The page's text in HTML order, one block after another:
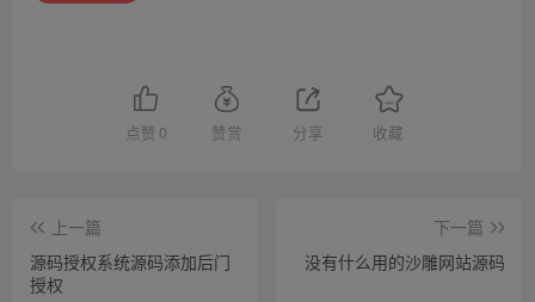
点赞 0 赞赏 分享 收藏
上一篇
源码授权系统源码添加后门
授权
下一篇
没有什么用的沙雕网站源码